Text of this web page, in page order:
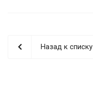
Назад к списку